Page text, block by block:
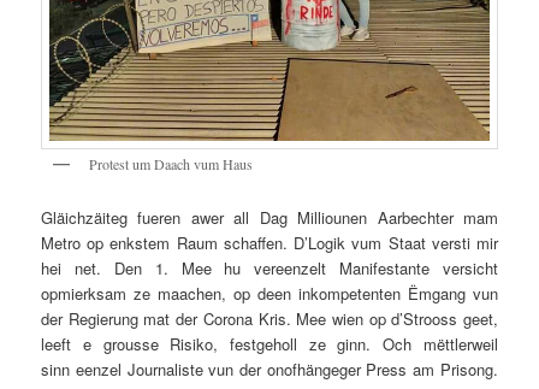
Protest um Daach vum Haus
Gläichzäiteg fueren awer all Dag Milliounen Aarbechter mam
Metro op enkstem Raum schaffen. D’Logik vum Staat versti mir
hei net. Den 1. Mee hu vereenzelt Manifestante versicht
opmierksam ze maachen, op deen inkompetenten Ëmgang vun
der Regierung mat der Corona Kris. Mee wien op d’Strooss geet,
leeft e grousse Risiko, festgeholl ze ginn. Och mëttlerweil
sinn eenzel Journaliste vun der onofhängeger Press am Prisong.